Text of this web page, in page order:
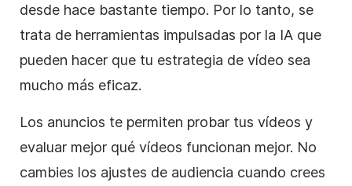
desde hace bastante tiempo. Por lo tanto, se
trata de herramientas impulsadas por la IA que
pueden hacer que tu estrategia de vídeo sea
mucho más eficaz.
Los anuncios te permiten probar tus vídeos y
evaluar mejor qué vídeos funcionan mejor. No
cambies los ajustes de audiencia cuando crees